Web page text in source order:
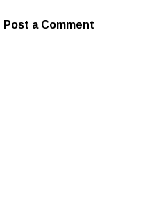
Post a Comment